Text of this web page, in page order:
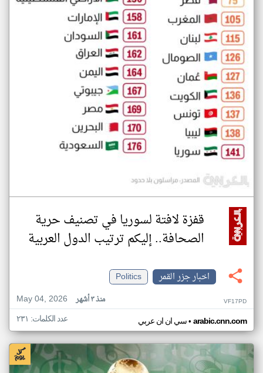
قفزة لافتة لسوريا في تصنيف حرية
الصحافة.. إليكم ترتيب الدول العربية
اخبار جزر القمر
Politics
May 04, 2026
منذ ٣ أشهر VF17PD
سي ان ان عربي• arabic.cnn.com عدد الكلمات: ٢٣١